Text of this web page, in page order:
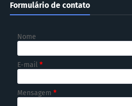
Formulário de contato
Nome
E-mail *
Mensagem *